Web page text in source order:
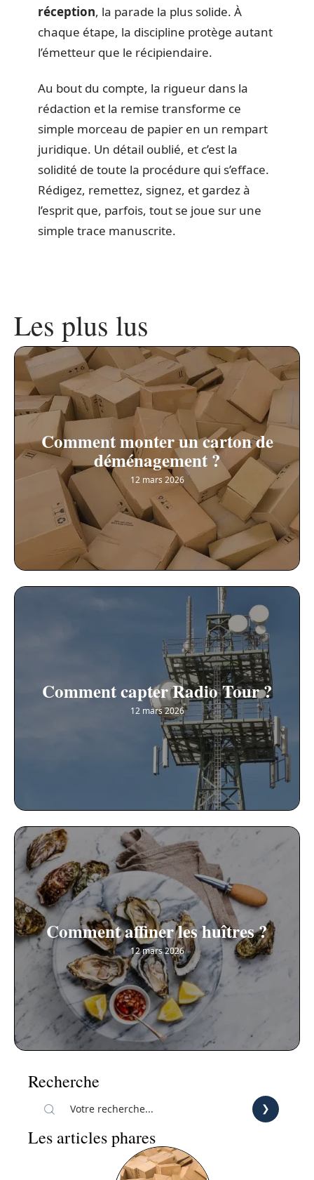
réception, la parade la plus solide. À
chaque étape, la discipline protège autant
l’émetteur que le récipiendaire.
Au bout du compte, la rigueur dans la
rédaction et la remise transforme ce
simple morceau de papier en un rempart
juridique. Un détail oublié, et c’est la
solidité de toute la procédure qui s’efface.
Rédigez, remettez, signez, et gardez à
l’esprit que, parfois, tout se joue sur une
simple trace manuscrite.
Les plus lus
Comment monter un carton de
déménagement ?
12 mars 2026
Comment capter Radio Tour ?
12 mars 2026
Comment affiner les huîtres ?
12 mars 2026
Recherche
Les articles phares